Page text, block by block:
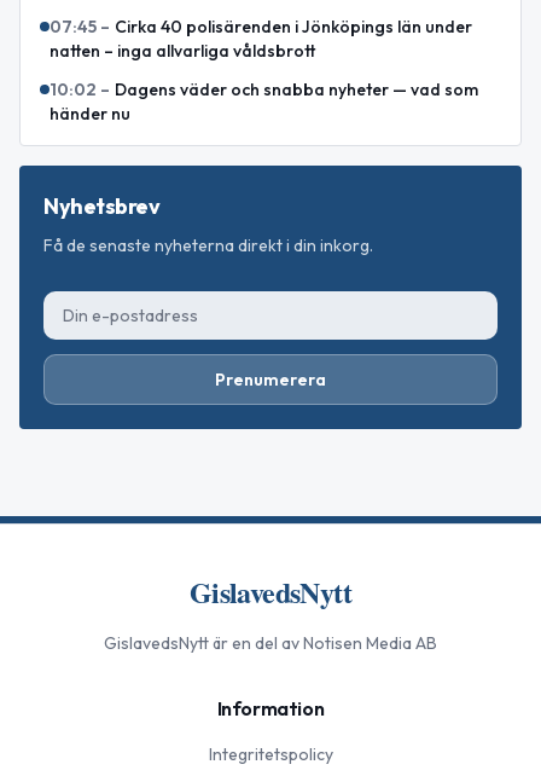
07:45 – Cirka 40 polisärenden i Jönköpings län under
natten – inga allvarliga våldsbrott
10:02 – Dagens väder och snabba nyheter — vad som
händer nu
Nyhetsbrev
Få de senaste nyheterna direkt i din inkorg.
Prenumerera
GislavedsNytt
GislavedsNyttär en del av Notisen Media AB
Information
Integritetspolicy